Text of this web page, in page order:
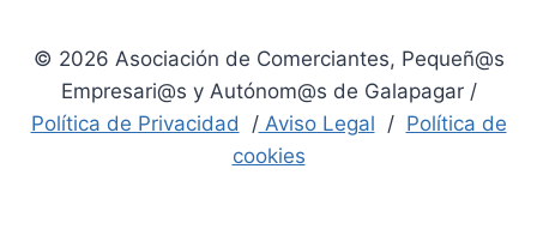
© 2026 Asociación de Comerciantes, Pequeñ@s
Empresari@s y Autónom@s de Galapagar /
Política de Privacidad /Aviso Legal / Política de
cookies